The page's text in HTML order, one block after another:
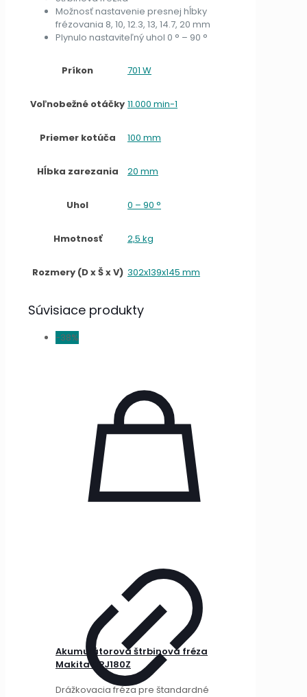
Možnosť nastavenie presnej hĺbky
frézovania 8, 10, 12.3, 13, 14.7, 20 mm
Plynulo nastaviteľný uhol 0 ° – 90 °
Príkon 701 W
Voľnobežné otáčky 11.000 min-1
Priemer kotúča 100 mm
Hĺbka zarezania 20 mm
Uhol 0 – 90 °
Hmotnosť 2,5 kg
Rozmery (D x Š x V) 302x139x145 mm
Súvisiace produkty
-38%
Akumulátorová štrbinová fréza
Makita DPJ180Z
Drážkovacia fréza pre štandardné